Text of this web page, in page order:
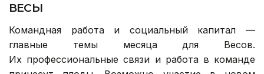
ВЕСЫ
Командная работа и социальный капитал —
главные темы месяца для Весов.
Их профессиональные связи и работа в команде